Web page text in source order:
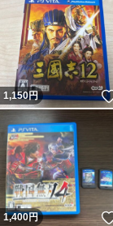
1,150円
1,400円